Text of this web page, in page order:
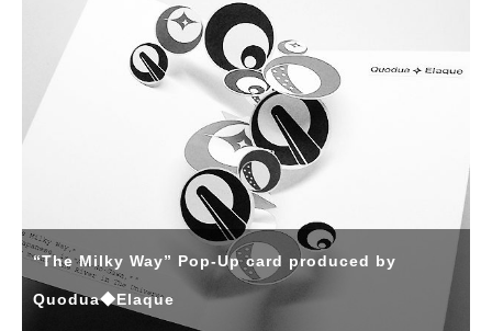
“The Milky Way” Pop-Up card produced by
Quodua◆Elaque